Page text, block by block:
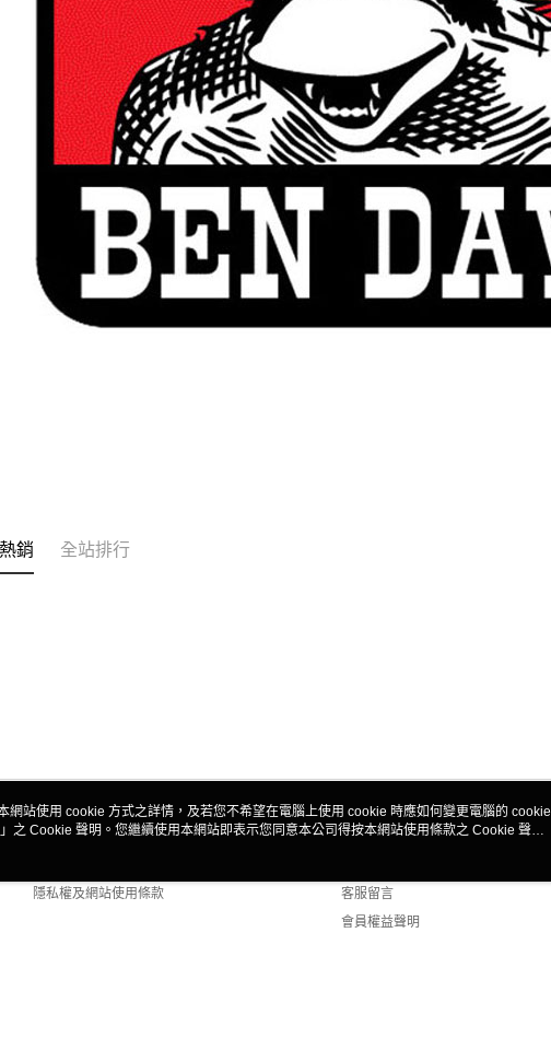
銷 全站排行
關於我們
隱私權及網站使用條款
客服資訊
客服留言
會員權益聲明
網站使用 cookie 方式之詳情，及若您不希望在電腦上使用 cookie 時應如何變更電腦的 cookie
」之 Cookie 聲明。您繼續使用本網站即表示您同意本公司得按本網站使用條款之 Cookie 聲明